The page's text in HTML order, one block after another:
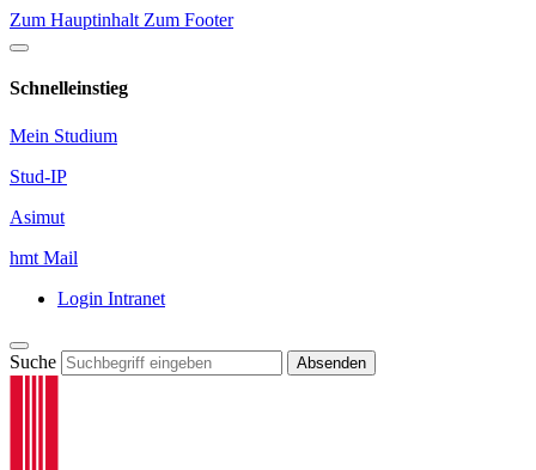
Zum Hauptinhalt Zum Footer
Schnelleinstieg
Mein Studium
Stud-IP
Asimut
hmt Mail
Login Intranet
Suche Absenden